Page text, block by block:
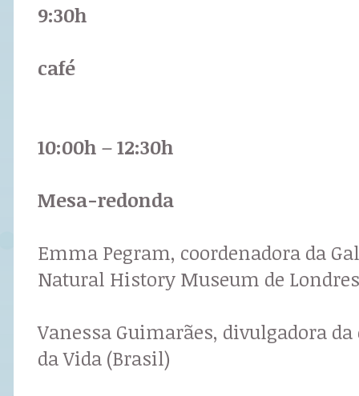
9:30h
café
10:00h – 12:30h
Mesa-redonda
Emma Pegram, coordenadora da
Natural History Museum de
Vanessa Guimarães, divulgadora
da Vida (Brasil)